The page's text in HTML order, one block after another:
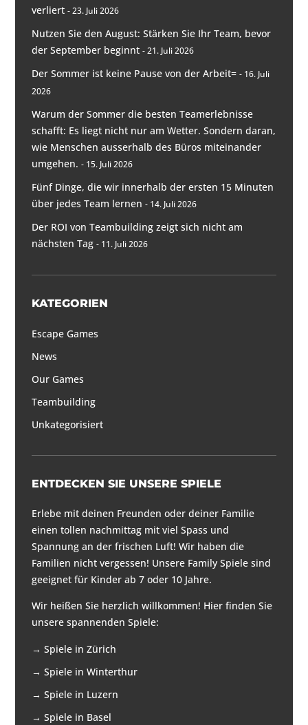
verliert
23. Juli 2026
Nutzen Sie den August: Stärken Sie Ihr Team, bevor
der September beginnt
21. Juli 2026
Der Sommer ist keine Pause von der Arbeit=
16. Juli
2026
Warum der Sommer die besten Teamerlebnisse
schafft: Es liegt nicht nur am Wetter. Sondern daran,
wie Menschen ausserhalb des Büros miteinander
umgehen.
15. Juli 2026
Fünf Dinge, die wir innerhalb der ersten 15 Minuten
über jedes Team lernen
14. Juli 2026
Der ROI von Teambuilding zeigt sich nicht am
nächsten Tag
11. Juli 2026
KATEGORIEN
Escape Games
News
Our Games
Teambuilding
Unkategorisiert
ENTDECKEN SIE UNSERE SPIELE
Erlebe mit deinen Freunden oder deiner Familie
einen tollen nachmittag mit viel Spass und
Spannung an der frischen Luft! Wir haben die
Familien nicht vergessen! Unsere Family Spiele sind
geeignet für Kinder ab 7 oder 10 Jahre.
Wir heißen Sie herzlich willkommen! Hier finden Sie
unsere spannenden Spiele:
→Spiele in Zürich
→Spiele in Winterthur
→Spiele in Luzern
→Spiele in Basel